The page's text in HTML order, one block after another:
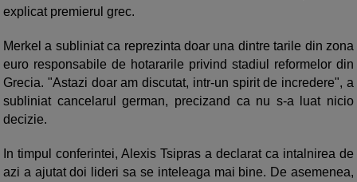
explicat premierul grec.
Merkel a subliniat ca reprezinta doar una dintre tarile din zona
euro responsabile de hotararile privind stadiul reformelor din
Grecia. "Astazi doar am discutat, intr-un spirit de incredere", a
subliniat cancelarul german, precizand ca nu s-a luat nicio
decizie.
In timpul conferintei, Alexis Tsipras a declarat ca intalnirea de
azi a ajutat doi lideri sa se inteleaga mai bine. De asemenea,